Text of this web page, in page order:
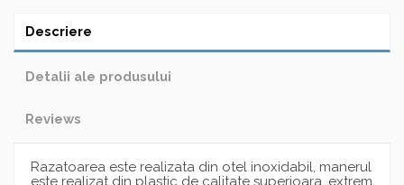
Descriere
Detalii ale produsului
Reviews
Razatoarea este realizata din otel inoxidabil, manerul
este realizat din plastic de calitate superioara, extrem